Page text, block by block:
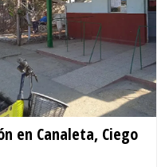
en Canaleta, Ciego